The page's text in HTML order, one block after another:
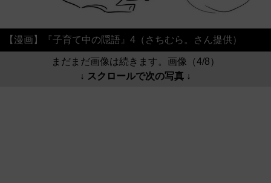
【漫画】『子育て中の隠語』4（さちむら。さん提供）
まだまだ画像は続きます。画像（4/8）
↓ スクロールで次の写真 ↓